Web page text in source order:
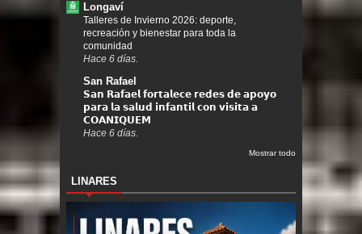
Longaví
Talleres de Invierno 2026: deporte,
recreación y bienestar para toda la
comunidad
Hace 6 días.
San Rafael
𝗦𝗮𝗻 𝗥𝗮𝗳𝗮𝗲𝗹 𝗳𝗼𝗿𝘁𝗮𝗹𝗲𝗰𝗲 𝗿𝗲𝗱𝗲𝘀 𝗱𝗲 𝗮𝗽𝗼𝘆𝗼
𝗽𝗮𝗿𝗮 𝗹𝗮 𝘀𝗮𝗹𝘂𝗱 𝗶𝗻𝗳𝗮𝗻𝘁𝗶𝗹 𝗰𝗼𝗻 𝘃𝗶𝘀𝗶𝘁𝗮 𝗮
𝗖𝗢𝗔𝗡𝗜𝗤𝗨𝗘𝗠
Hace 6 días.
Mostrar todo
LINARES